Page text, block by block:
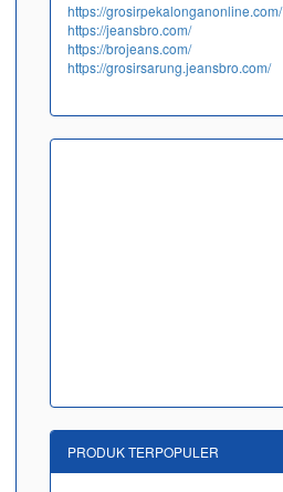
https://grosirpekalonganonline.com/
https://jeansbro.com/
https://brojeans.com/
https://grosirsarung.jeansbro.com/
PRODUK TERPOPULER